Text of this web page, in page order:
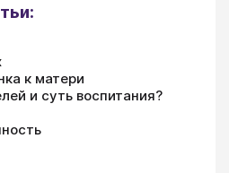
к матери
и суть воспитания?